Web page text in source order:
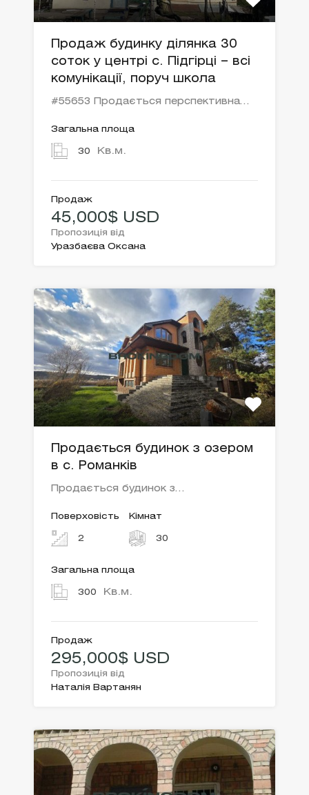
Продаж будинку ділянка 30
соток у центрі с. Підгірці – всі
комунікації, поруч школа
#55653 Продається перспективна…
Загальна площа
30 Кв.м.
Продаж
45,000$ USD
Пропозиція від
Уразбаєва Оксана
Продається будинок з озером
в с. Романків
Продається будинок з…
Поверховість
2
Кімнат
30
Загальна площа
300 Кв.м.
Продаж
295,000$ USD
Пропозиція від
Наталія Вартанян